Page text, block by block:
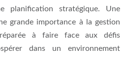
planification stratégique. Une
grande importance à la gestion
à faire face aux défis
dans un environnement